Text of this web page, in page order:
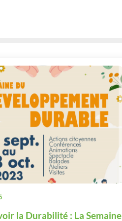
la Durabilité : La Semaine